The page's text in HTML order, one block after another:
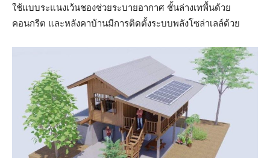
ใช้แบบระแนงเว้นชองช่วยระบายอากาศ ชั้นล่างเทพื้นด้วย
คอนกรีต และหลังคาบ้านมีการติดตั้งระบบพลังโซล่าเลล์ด้วย